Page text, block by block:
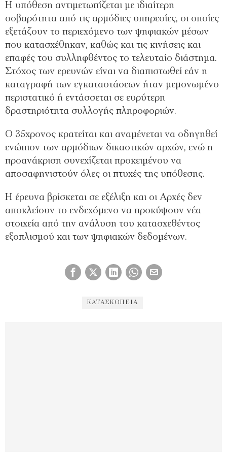
Η υπόθεση αντιμετωπίζεται με ιδιαίτερη
σοβαρότητα από τις αρμόδιες υπηρεσίες, οι οποίες
εξετάζουν το περιεχόμενο των ψηφιακών μέσων
που κατασχέθηκαν, καθώς και τις κινήσεις και
επαφές του συλληφθέντος το τελευταίο διάστημα.
Στόχος των ερευνών είναι να διαπιστωθεί εάν η
καταγραφή των εγκαταστάσεων ήταν μεμονωμένο
περιστατικό ή εντάσσεται σε ευρύτερη
δραστηριότητα συλλογής πληροφοριών.
Ο 35χρονος κρατείται και αναμένεται να οδηγηθεί
ενώπιον των αρμόδιων δικαστικών αρχών, ενώ η
προανάκριση συνεχίζεται προκειμένου να
αποσαφηνιστούν όλες οι πτυχές της υπόθεσης.
Η έρευνα βρίσκεται σε εξέλιξη και οι Αρχές δεν
αποκλείουν το ενδεχόμενο να προκύψουν νέα
στοιχεία από την ανάλυση του κατασχεθέντος
εξοπλισμού και των ψηφιακών δεδομένων.
ΚΑΤΑΣΚΟΠΕΊΑ